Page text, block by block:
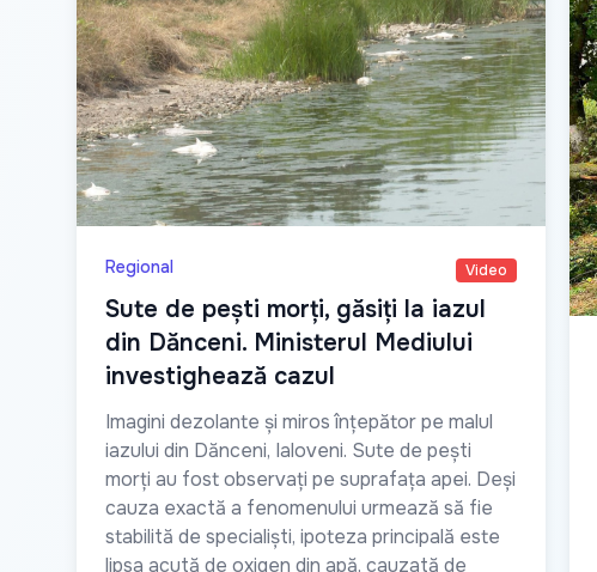
Regional Video
Sute de pești morți, găsiți la iazul
din Dănceni. Ministerul Mediului
investighează cazul
Imagini dezolante și miros înțepător pe malul
iazului din Dănceni, Ialoveni. Sute de pești
morți au fost observați pe suprafața apei. Deși
cauza exactă a fenomenului urmează să fie
stabilită de specialiști, ipoteza principală este
lipsa acută de oxigen din apă, cauzată de